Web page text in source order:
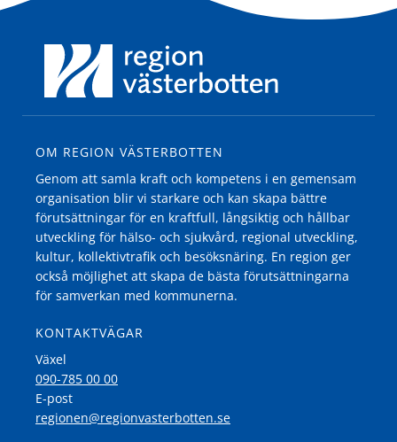
OM REGION VÄSTERBOTTEN
Genom att samla kraft och kompetens i en gemensam
organisation blir vi starkare och kan skapa bättre
förutsättningar för en kraftfull, långsiktig och hållbar
utveckling för hälso- och sjukvård, regional utveckling,
kultur, kollektivtrafik och besöksnäring. En region ger
också möjlighet att skapa de bästa förutsättningarna
för samverkan med kommunerna.
KONTAKTVÄGAR
Växel
090-785 00 00
E-post
regionen@regionvasterbotten.se